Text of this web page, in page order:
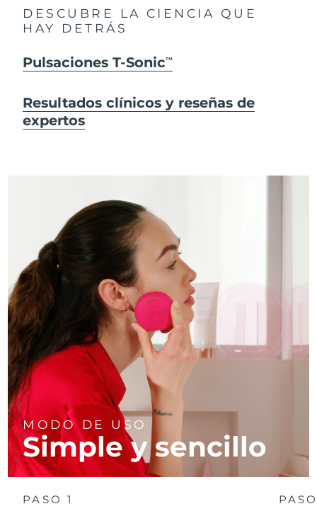
DESCUBRE LA CIENCIA QUE
HAY DETRÁS
Pulsaciones T-SonicTM
Resultados clínicos y reseñas de
expertos
MODO DE USO
Simple y sencillo
PASO 1